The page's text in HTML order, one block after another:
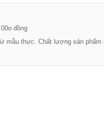
đồng
mẫu thực. Chất lượng sản phẩm